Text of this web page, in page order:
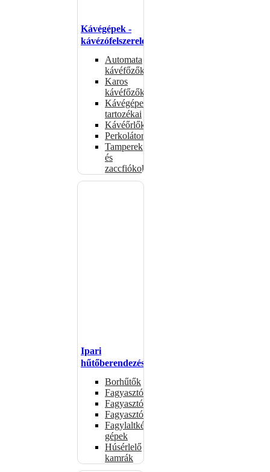
Kávégépek -
kávézófelszerelés
Automata
kávéfőzők
Karos
kávéfőzők
Kávégépek
tartozékai
Kávéőrlők
Perkolátorok
Tamperek
és
zaccfiókok
Ipari
hűtőberendezések
Borhűtők
Fagyasztóasztalok
Fagyasztóládák
Fagyasztószekrények
Fagylaltkészítő
gépek
Húsérlelő
kamrák